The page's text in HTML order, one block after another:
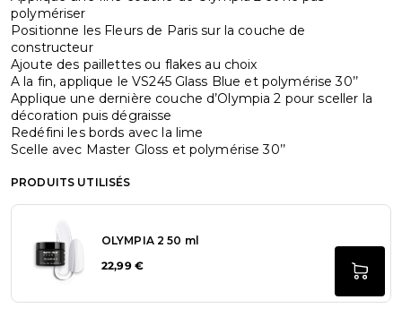
polymériser
Positionne les Fleurs de Paris sur la couche de
constructeur
Ajoute des paillettes ou flakes au choix
A la fin, applique le VS245 Glass Blue et polymérise 30’’
Applique une dernière couche d’Olympia 2 pour sceller la
décoration puis dégraisse
Redéfini les bords avec la lime
Scelle avec Master Gloss et polymérise 30’’
PRODUITS UTILISÉS
OLYMPIA 2 50 ml
22,99 €